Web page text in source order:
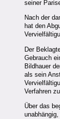
seiner
Nach der
hat den
Der
Gebrauch
Bildhauer
als sein
Verfahren
Über das